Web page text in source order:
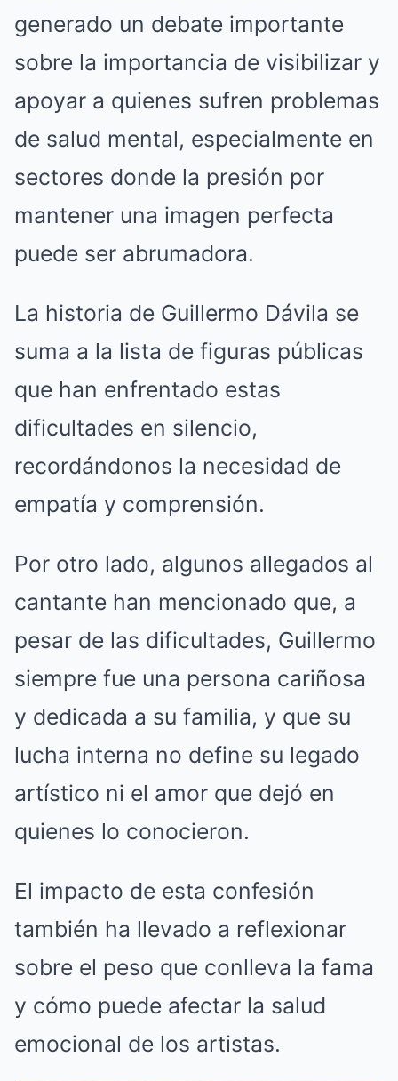
generado un debate importante
sobre la importancia de visibilizar y
apoyar a quienes sufren problemas
de salud mental, especialmente en
sectores donde la presión por
mantener una imagen perfecta
puede ser abrumadora.
La historia de Guillermo Dávila se
suma a la lista de figuras públicas
que han enfrentado estas
dificultades en silencio,
recordándonos la necesidad de
empatía y comprensión.
Por otro lado, algunos allegados al
cantante han mencionado que, a
pesar de las dificultades, Guillermo
siempre fue una persona cariñosa
y dedicada a su familia, y que su
lucha interna no define su legado
artístico ni el amor que dejó en
quienes lo conocieron.
El impacto de esta confesión
también ha llevado a reflexionar
sobre el peso que conlleva la fama
y cómo puede afectar la salud
emocional de los artistas.